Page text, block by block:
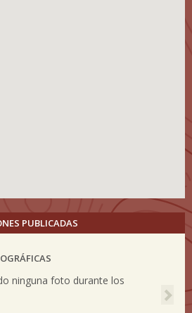
PUBLICADAS
ninguna foto durante los